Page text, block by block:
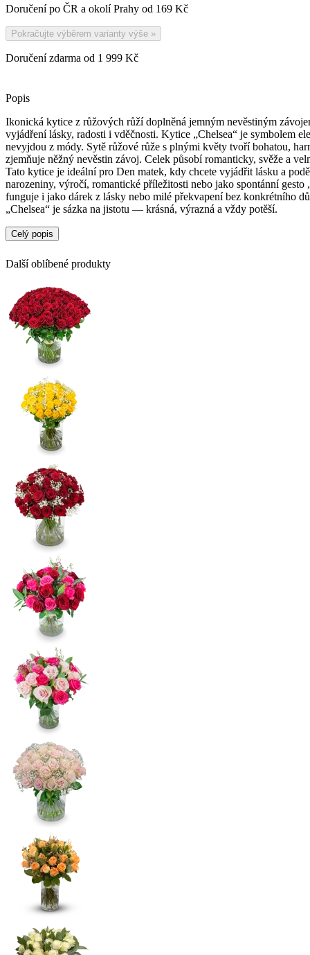
Popis
Ikonická kytice z růžových růží doplněná jemným nevěstiným
vyjádření lásky, radosti i vděčnosti. Kytice „Chelsea“ je symbolem
nevyjdou z módy. Sytě růžové růže s plnými květy tvoří bohatou,
zjemňuje něžný nevěstin závoj. Celek působí romanticky, svěže a
Tato kytice je ideální pro Den matek, kdy chcete vyjádřit lásku a
narozeniny, výročí, romantické příležitosti nebo jako spontánní gesto
funguje i jako dárek z lásky nebo milé překvapení bez konkrétního
„Chelsea“ je sázka na jistotu — krásná, výrazná a vždy potěší.
Celý popis
Doručení po ČR a okolí Prahy od 169 Kč
Pokračujte výběrem varianty výše »
Doručení zdarma od 1 999 Kč
Další oblíbené produkty